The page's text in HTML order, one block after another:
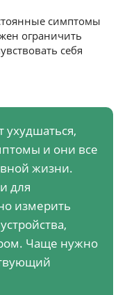
симптомы
ограничить
себя
ухудшаться,
и они все
жизни.
для
измерить
Чаще нужно